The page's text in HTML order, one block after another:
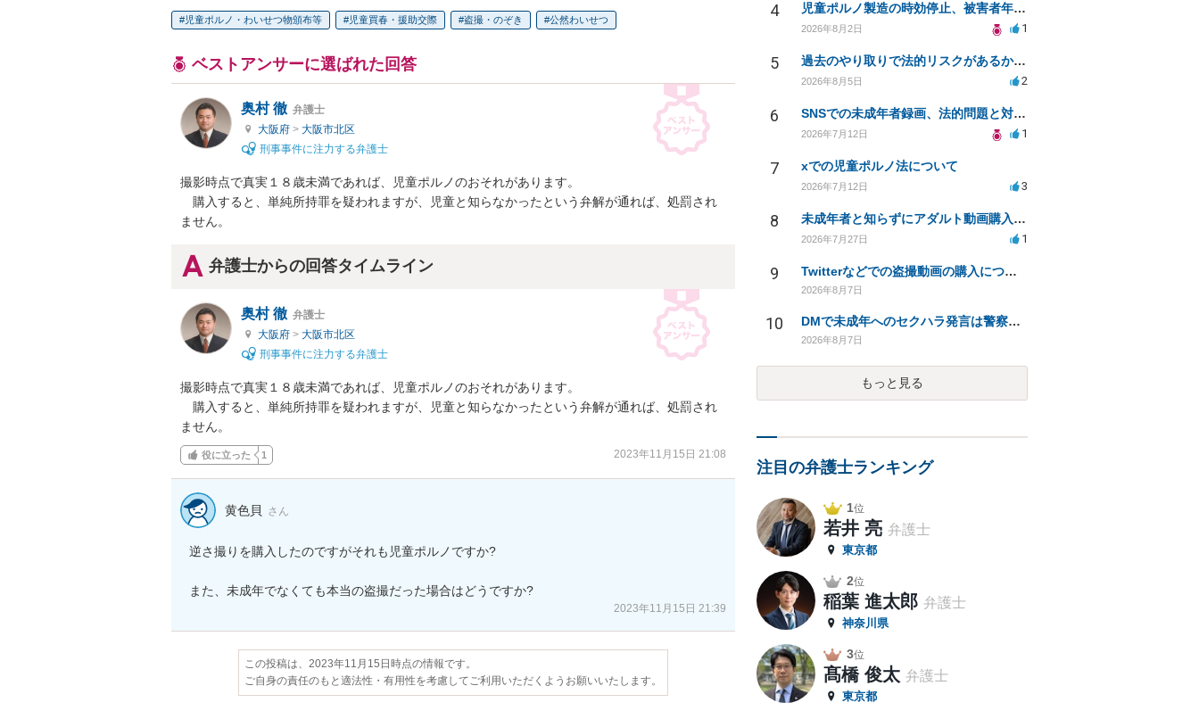
児童ポルノ・わいせつ物頒布等 児童買春・援助交際 盗撮・のぞき 公然わいせつ
ベストアンサーに選ばれた回答
奥村 徹 弁護士
大阪府 > 大阪市北区
刑事事件に注力する弁護士
撮影時点で真実１８歳未満であれば、児童ポルノのおそれがあります。
購入すると、単純所持罪を疑われますが、児童と知らなかったという弁解が通れば、処罰され
ません。
弁護士からの回答タイムライン
奥村 徹 弁護士
大阪府 > 大阪市北区
刑事事件に注力する弁護士
撮影時点で真実１８歳未満であれば、児童ポルノのおそれがあります。
購入すると、単純所持罪を疑われますが、児童と知らなかったという弁解が通れば、処罰され
ません。
役に立った 1 2023年11月15日 21:08
黄色貝 さん
逆さ撮りを購入したのですがそれも児童ポルノですか?
また、未成年でなくても本当の盗撮だった場合はどうですか?
2023年11月15日 21:39
この投稿は、2023年11月15日時点の情報です。
ご自身の責任のもと適法性・有用性を考慮してご利用いただくようお願いいたします。
4 児童ポルノ製造の時効停止、被害者年齢での適用は？
2026年8月2日 1
5 過去のやり取りで法的リスクがあるか知りたい
2026年8月5日 2
6 SNSでの未成年者録画、法的問題と対応策について相談したい
2026年7月12日 1
7 xでの児童ポルノ法について
2026年7月12日 3
8 未成年者と知らずにアダルト動画購入、法的影響は？
2026年7月27日 1
9 Twitterなどでの盗撮動画の購入について
2026年8月7日
10 DMで未成年へのセクハラ発言は警察に捕まる可能性はありますか
2026年8月7日
もっと見る
注目の弁護士ランキング
1位
若井 亮 弁護士
東京都
2位
稲葉 進太郎 弁護士
神奈川県
3位
髙橋 俊太 弁護士
東京都